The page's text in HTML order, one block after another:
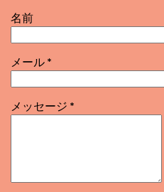
名前
メール *
メッセージ *